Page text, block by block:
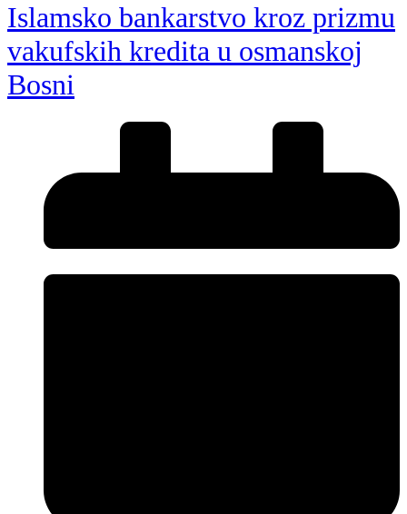
Islamsko bankarstvo kroz prizmu
vakufskih kredita u osmanskoj
Bosni